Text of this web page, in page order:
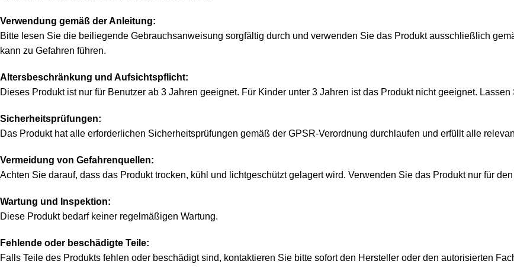
Verwendung gemäß der Anleitung:
Bitte lesen Sie die beiliegende Gebrauchsanweisung sorgfältig durch und verwenden Sie das Produkt ausschließlich
kann zu Gefahren führen.
Altersbeschränkung und Aufsichtspflicht:
Dieses Produkt ist nur für Benutzer ab 3 Jahren geeignet. Für Kinder unter 3 Jahren ist das Produkt nicht geeignet.
Sicherheitsprüfungen:
Das Produkt hat alle erforderlichen Sicherheitsprüfungen gemäß der GPSR-Verordnung durchlaufen und erfüllt alle
Vermeidung von Gefahrenquellen:
Achten Sie darauf, dass das Produkt trocken, kühl und lichtgeschützt gelagert wird. Verwenden Sie das Produkt nur für
Wartung und Inspektion:
Diese Produkt bedarf keiner regelmäßigen Wartung.
Fehlende oder beschädigte Teile:
Falls Teile des Produkts fehlen oder beschädigt sind, kontaktieren Sie bitte sofort den Hersteller oder den autorisierten